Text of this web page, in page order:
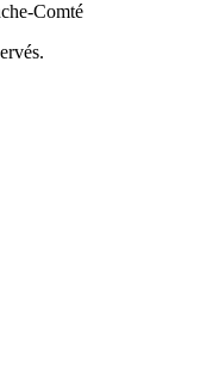
Comté